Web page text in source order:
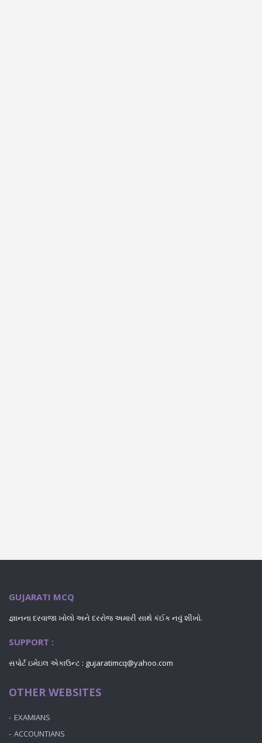
GUJARATI MCQ
જ્ઞાનના દરવાજા ખોલો અને દરરોજ અમારી સાથે કંઈક નવું શીખો.
SUPPORT :
સપોર્ટ ઇમેઇલ એકાઉન્ટ : gujaratimcq@yahoo.com
OTHER WEBSITES
EXAMIANS
ACCOUNTIANS